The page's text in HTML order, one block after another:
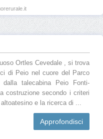
Ortles Cevedale , si trova
di Peio nel cuore del Parco
talecabina Peio Fonti-
costruzione secondo i criteri
e la ricerca di ...
Approfondisci